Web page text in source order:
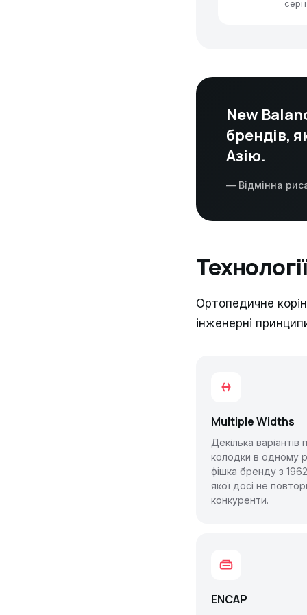
серії
New
брендів,
Азію.
— Відмінна
Ортопедичне
інженерні
Multiple Widths
Декілька варіантів
колодки в одному
фішка бренду з
якої досі не
конкуренти.
ENCAP